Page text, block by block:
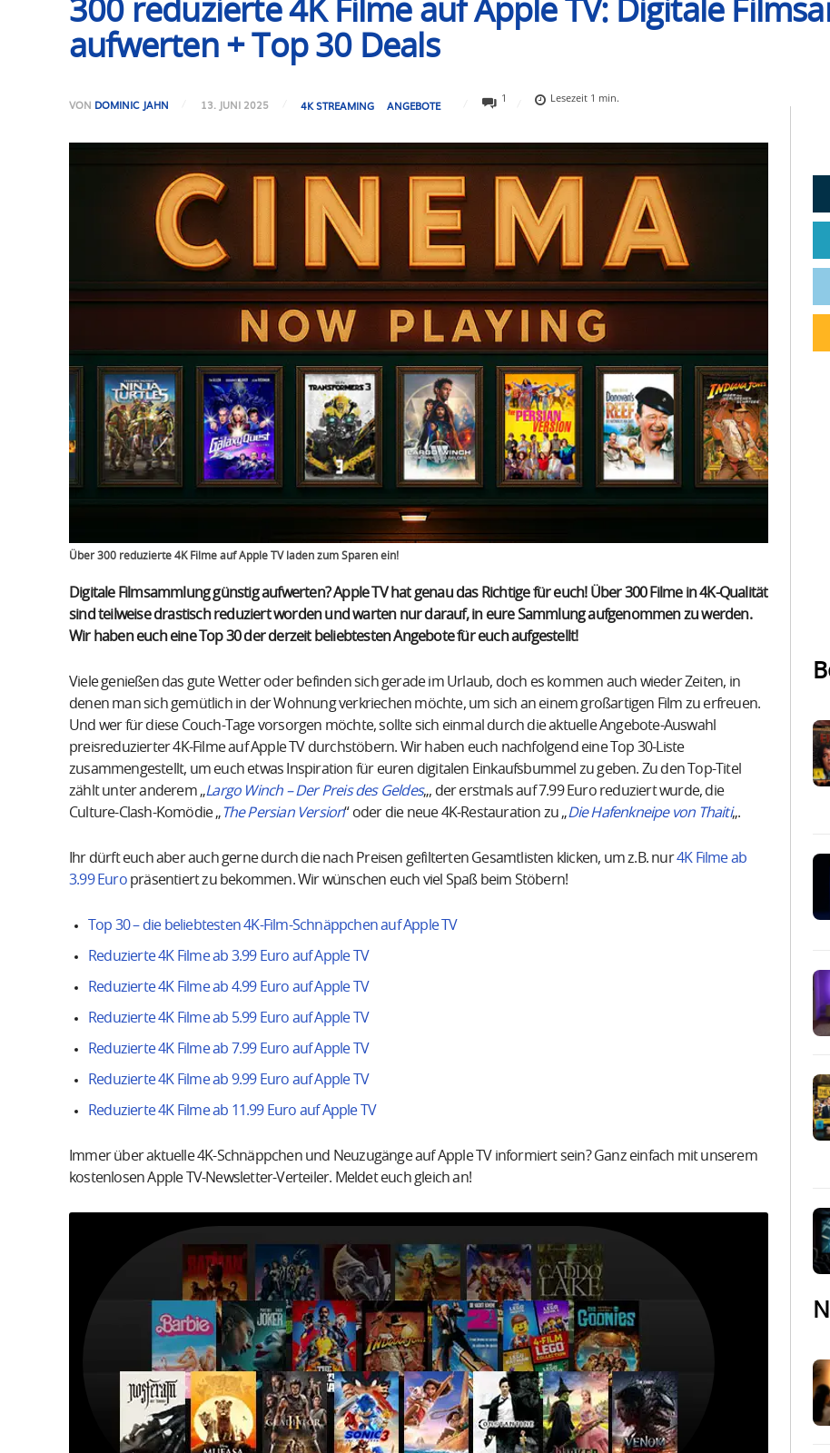
300 reduzierte 4K Filme auf Apple TV: Digitale
aufwerten + Top 30 Deals
VON DOMINIC JAHN 13. JUNI 2025 4K STREAMING ANGEBOTE
1 Lesezeit 1 min.
Über 300 reduzierte 4K Filme auf Apple TV laden zum Sparen ein!
Digitale Filmsammlung günstig aufwerten? Apple TV hat genau das Richtige für euch! Über 300 Filme in 4K-Qualität
sind teilweise drastisch reduziert worden und warten nur darauf, in eure Sammlung aufgenommen zu werden.
Wir haben euch eine Top 30 der derzeit beliebtesten Angebote für euch aufgestellt!
Viele genießen das gute Wetter oder befinden sich gerade im Urlaub, doch es kommen auch wieder Zeiten, in
denen man sich gemütlich in der Wohnung verkriechen möchte, um sich an einem großartigen Film zu erfreuen.
Und wer für diese Couch-Tage vorsorgen möchte, sollte sich einmal durch die aktuelle Angebote-Auswahl
preisreduzierter 4K-Filme auf Apple TV durchstöbern. Wir haben euch nachfolgend eine Top 30-Liste
zusammengestellt, um euch etwas Inspiration für euren digitalen Einkaufsbummel zu geben. Zu den Top-Titel
zählt unter anderem „Largo Winch – Der Preis des Geldes„, der erstmals auf 7.99 Euro reduziert wurde, die
Culture-Clash-Komödie „The Persian Version“ oder die neue 4K-Restauration zu „Die Hafenkneipe von Thaiti„.
Ihr dürft euch aber auch gerne durch die nach Preisen gefilterten Gesamtlisten klicken, um z.B. nur4K Filme ab
3.99 Europräsentiert zu bekommen. Wir wünschen euch viel Spaß beim Stöbern!
Top 30 – die beliebtesten 4K-Film-Schnäppchen auf Apple TV
Reduzierte 4K Filme ab 3.99 Euro auf Apple TV
Reduzierte 4K Filme ab 4.99 Euro auf Apple TV
Reduzierte 4K Filme ab 5.99 Euro auf Apple TV
Reduzierte 4K Filme ab 7.99 Euro auf Apple TV
Reduzierte 4K Filme ab 9.99 Euro auf Apple TV
Reduzierte 4K Filme ab 11.99 Euro auf Apple TV
Immer über aktuelle 4K-Schnäppchen und Neuzugänge auf Apple TV informiert sein? Ganz einfach mit unserem
kostenlosen Apple TV-Newsletter-Verteiler. Meldet euch gleich an!